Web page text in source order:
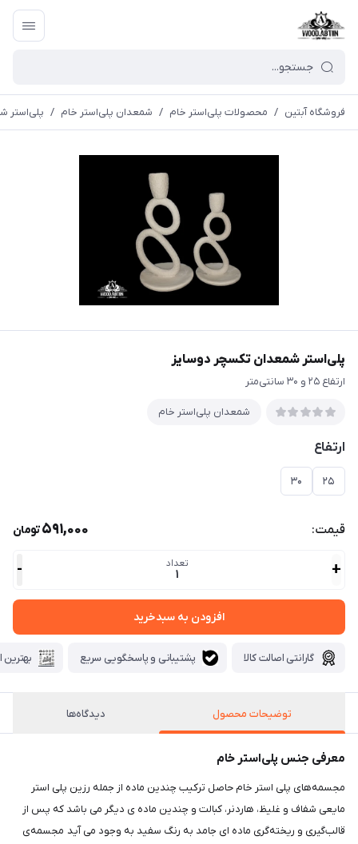
فروشگاه آبتین / محصولات پلی‌استر خام / شمعدان پلی‌استر خام / پلی‌استر
پلی‌استر شمعدان تکسچر دوسایز
ارتفاع ۲۵ و ۳۰ سانتی‌متر
شمعدان پلی‌استر خام
ارتفاع
۲۵ ۳۰
قیمت: 591,000تومان
+ تعداد
1
-
افزودن به سبدخرید
گارانتی اصالت کالا پشتیبانی و پاسخگویی سریع بهترین
توضیحات محصول دیدگاه‌ها
معرفی جنس پلی‌استر خام
مجسمه‌های پلی استر خام حاصل ترکیب چندین ماده از جمله رزین پلی استر
مایعی شفاف و غلیظ، هاردنر، کبالت و چندین ماده ی دیگر می باشد که پس از
قالب‌گیری و ریخته‌گری ماده ای جامد به رنگ سفید به وجود می آید مجسمه‌ی